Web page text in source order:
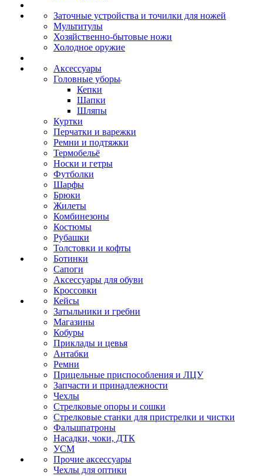
Заточные устройства и точилки для ножей
Мультитулы
Хозяйственно-бытовые ножи
Холодное оружие
Аксессуары
Головные уборы
Кепки
Шапки
Шляпы
Куртки
Перчатки и варежки
Ремни и подтяжки
Термобельё
Носки и гетры
Футболки
Шарфы
Брюки
Жилеты
Комбинезоны
Костюмы
Рубашки
Толстовки и кофты
Ботинки
Сапоги
Аксессуары для обуви
Кроссовки
Кейсы
Затыльники и гребни
Магазины
Кобуры
Приклады и цевья
Антабки
Ремни
Прицельные приспособления и ЛЦУ
Запчасти и принадлежности
Чехлы
Стрелковые опоры и сошки
Стрелковые станки для пристрелки и чистки
Фальшпатроны
Насадки, чоки, ДТК
УСМ
Прочие аксессуары
Чехлы для оптики